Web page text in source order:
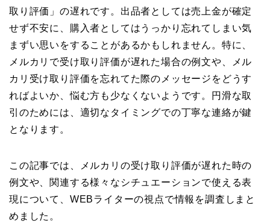
取り評価」の遅れです。出品者としては売上金が確定
せず不安に、購入者としてはうっかり忘れてしまい気
まずい思いをすることがあるかもしれません。特に、
メルカリで受け取り評価が遅れた場合の例文や、メル
カリ受け取り評価を忘れてた際のメッセージをどうす
ればよいか、悩む方も少なくないようです。円滑な取
引のためには、適切なタイミングでの丁寧な連絡が鍵
となります。
この記事では、メルカリの受け取り評価が遅れた時の
例文や、関連する様々なシチュエーションで使える表
現について、WEBライターの視点で情報を調査しまと
めました。